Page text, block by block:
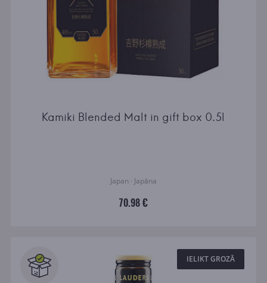
Kamiki Blended Malt in gift box 0.5l
Japan · Japāna
70.98 €
IELIKT GROZĀ